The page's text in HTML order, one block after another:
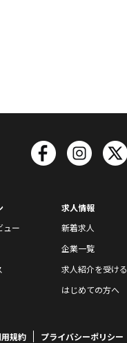
ュー
求人情報
新着求人
企業一覧
求人紹介を受ける
はじめての方へ
規約 プライバシーポリシー